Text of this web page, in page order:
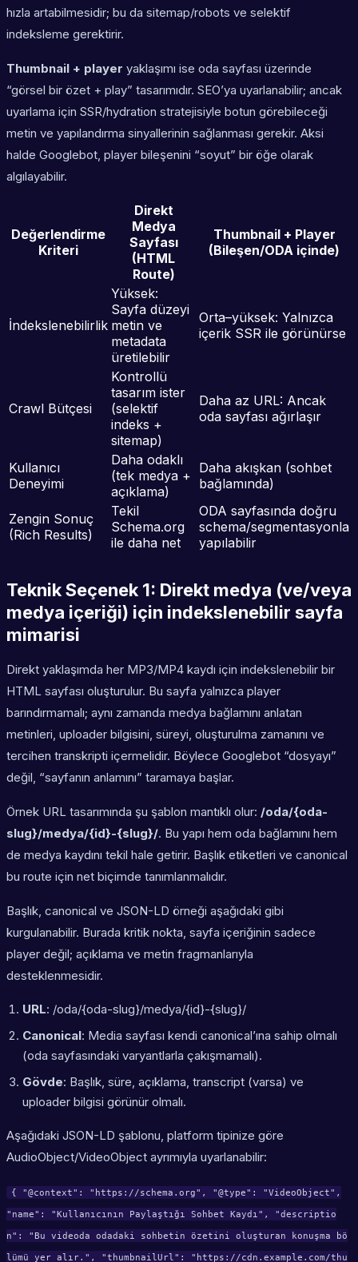
hızla artabilmesidir; bu da sitemap/robots ve selektif
indeksleme gerektirir.
Thumbnail + player yaklaşımı ise oda sayfası üzerinde
“görsel bir özet + play” tasarımıdır. SEO’ya uyarlanabilir; ancak
uyarlama için SSR/hydration stratejisiyle botun görebileceği
metin ve yapılandırma sinyallerinin sağlanması gerekir. Aksi
halde Googlebot, player bileşenini “soyut” bir öğe olarak
algılayabilir.
Değerlendirme
Kriteri
Direkt
Medya
Sayfası
(HTML
Route)
Thumbnail + Player
(Bileşen/ODA içinde)
İndekslenebilirlik
Yüksek:
Sayfa düzeyi
metin ve
metadata
üretilebilir
Orta–yüksek: Yalnızca
içerik SSR ile görünürse
Crawl Bütçesi
Kontrollü
tasarım ister
(selektif
indeks +
sitemap)
Daha az URL: Ancak
oda sayfası ağırlaşır
Kullanıcı
Deneyimi
Daha odaklı
(tek medya +
açıklama)
Daha akışkan (sohbet
bağlamında)
Zengin Sonuç
(Rich Results)
Tekil
Schema.org
ile daha net
ODA sayfasında doğru
schema/segmentasyonla
yapılabilir
Teknik Seçenek 1: Direkt medya (ve/veya
medya içeriği) için indekslenebilir sayfa
mimarisi
Direkt yaklaşımda her MP3/MP4 kaydı için indekslenebilir bir
HTML sayfası oluşturulur. Bu sayfa yalnızca player
barındırmamalı; aynı zamanda medya bağlamını anlatan
metinleri, uploader bilgisini, süreyi, oluşturulma zamanını ve
tercihen transkripti içermelidir. Böylece Googlebot “dosyayı”
değil, “sayfanın anlamını” taramaya başlar.
Örnek URL tasarımında şu şablon mantıklı olur: /oda/{oda-
slug}/medya/{id}-{slug}/. Bu yapı hem oda bağlamını hem
de medya kaydını tekil hale getirir. Başlık etiketleri ve canonical
bu route için net biçimde tanımlanmalıdır.
Başlık, canonical ve JSON-LD örneği aşağıdaki gibi
kurgulanabilir. Burada kritik nokta, sayfa içeriğinin sadece
player değil; açıklama ve metin fragmanlarıyla
desteklenmesidir.
URL: /oda/{oda-slug}/medya/{id}-{slug}/
Canonical: Media sayfası kendi canonical’ına sahip olmalı
(oda sayfasındaki varyantlarla çakışmamalı).
Gövde: Başlık, süre, açıklama, transcript (varsa) ve
uploader bilgisi görünür olmalı.
Aşağıdaki JSON-LD şablonu, platform tipinize göre
AudioObject/VideoObject ayrımıyla uyarlanabilir:
{ "@context": "https://schema.org", "@type": "VideoObject",
"name": "Kullanıcının Paylaştığı Sohbet Kaydı", "descriptio
n": "Bu videoda odadaki sohbetin özetini oluşturan konuşma bö
lümü yer alır.", "thumbnailUrl": "https://cdn.example.com/thu